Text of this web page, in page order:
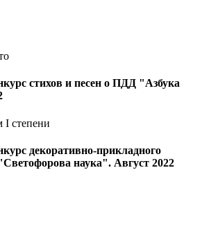
стихов и песен о ПДД "Азбука
степени
декоративно-прикладного
наука". Август 2022